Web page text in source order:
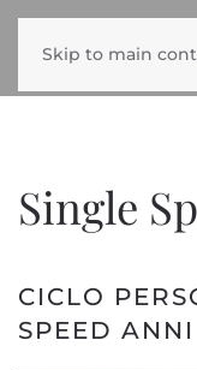
Skip to main
Single
CICLO
SPEED ANNI